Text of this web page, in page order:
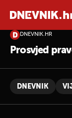
DNEVNIK.HR
Prosvjed
DNEVNIK
PRETRAŽITE VIJESTI